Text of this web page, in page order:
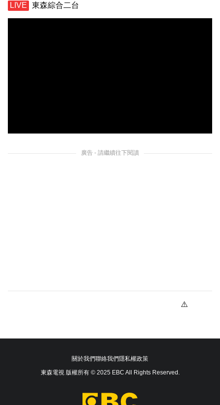
東森綜合二台
廣告 - 請繼續往下閱讀
關於我們聯絡我們隱私權政策
東森電視 版權所有 © 2025 EBC All Rights Reserved.